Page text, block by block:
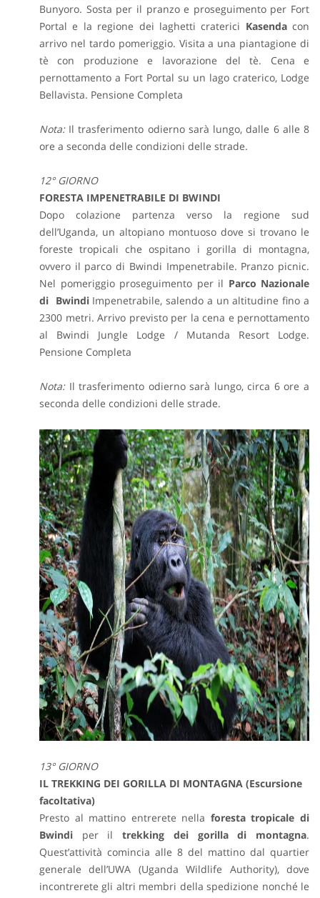
Bunyoro. Sosta per il pranzo e proseguimento per Fort
Portal e la regione dei laghetti craterici Kasendacon
arrivo nel tardo pomeriggio. Visita a una piantagione di
tè con produzione e lavorazione del tè. Cena e
pernottamento a Fort Portal su un lago craterico, Lodge
Bellavista. Pensione Completa
Nota:Il trasferimento odierno sarà lungo, dalle 6 alle 8
ore a seconda delle condizioni delle strade.
12° GIORNO
FORESTA IMPENETRABILE DI BWINDI
Dopo colazione partenza verso la regione sud
dell’Uganda, un altopiano montuoso dove si trovano le
foreste tropicali che ospitano i gorilla di montagna,
ovvero il parco di Bwindi Impenetrabile. Pranzo picnic.
Nel pomeriggio proseguimento per il Parco Nazionale
di BwindiImpenetrabile, salendo a un altitudine fino a
2300 metri. Arrivo previsto per la cena e pernottamento
al Bwindi Jungle Lodge / Mutanda Resort Lodge.
Pensione Completa
Nota:Il trasferimento odierno sarà lungo, circa 6 ore a
seconda delle condizioni delle strade.
13° GIORNO
IL TREKKING DEI GORILLA DI MONTAGNA (Escursione
facoltativa)
Presto al mattino entrerete nella foresta tropicale di
Bwindi per iltrekking dei gorilla di montagna.
Quest’attività comincia alle 8 del mattino dal quartier
generale dell’UWA (Uganda Wildlife Authority), dove
incontrerete gli altri membri della spedizione nonché le